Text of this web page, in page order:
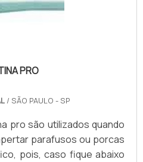
PRO
/ SÃO PAULO - SP
pro são utilizados quando
parafusos ou porcas
pois, caso fique abaixo